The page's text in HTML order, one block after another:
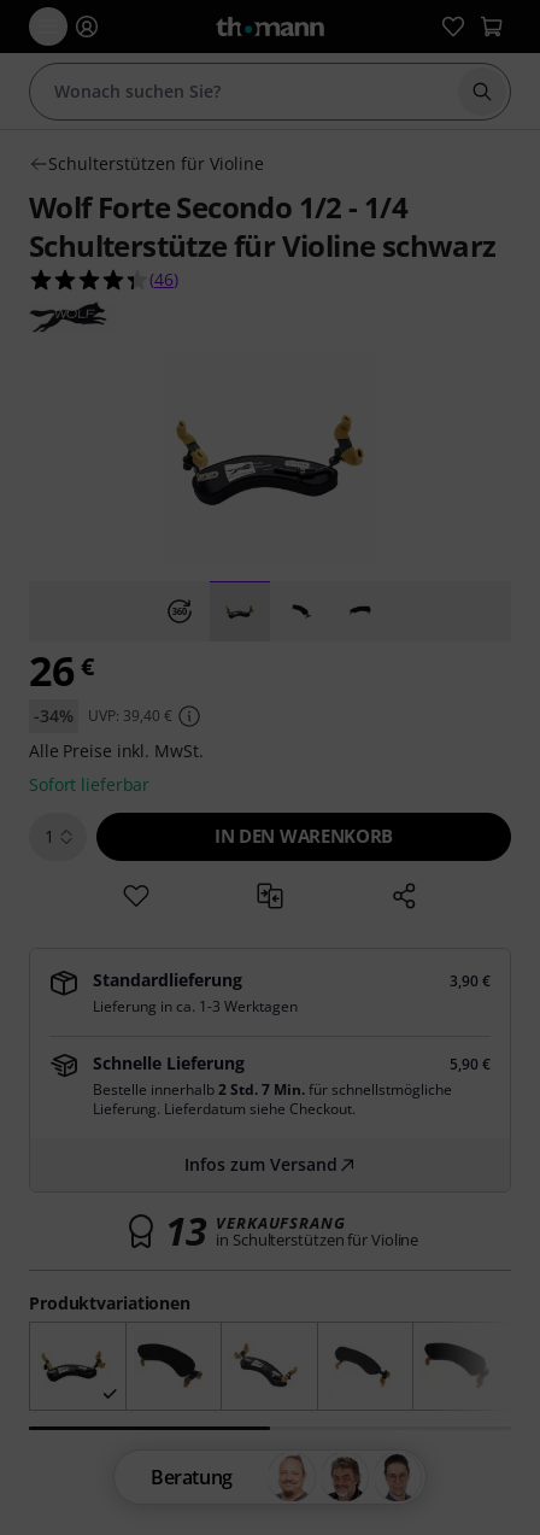
Suche
Schulterstützen für Violine
Wolf Forte Secondo 1/2 - 1/4
Schulterstütze für Violine schwarz
4.3 von 5 Sternen aus 46 Kundenbewertungen
(46)
Produktvariationen
26 €
-34% UVP: 39,40 €
Alle Preise inkl. MwSt.
Sofort lieferbar
1 IN DEN WARENKORB
Standardlieferung
3,90 €
Lieferung in ca. 1-3 Werktagen
Schnelle Lieferung
5,90 €
Bestelle innerhalb2 Std. 7 Min.für schnellstmögliche
Lieferung. Lieferdatum siehe Checkout.
Infos zum Versand
13 VERKAUFSRANG
in Schulterstützen für Violine
Beratung